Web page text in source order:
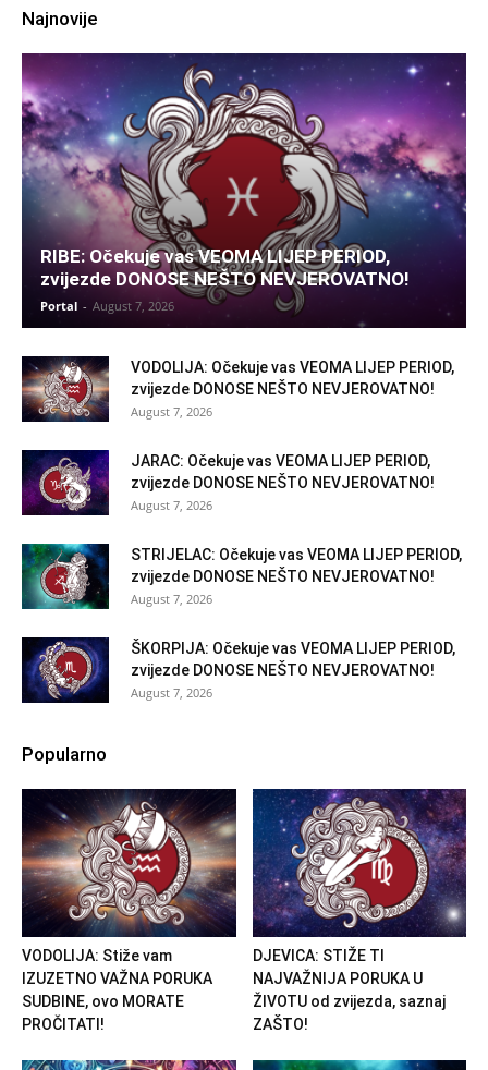
Najnovije
RIBE: Očekuje vas VEOMA LIJEP PERIOD,
zvijezde DONOSE NEŠTO NEVJEROVATNO!
Portal - August 7, 2026
VODOLIJA: Očekuje vas VEOMA LIJEP PERIOD,
zvijezde DONOSE NEŠTO NEVJEROVATNO!
August 7, 2026
JARAC: Očekuje vas VEOMA LIJEP PERIOD,
zvijezde DONOSE NEŠTO NEVJEROVATNO!
August 7, 2026
STRIJELAC: Očekuje vas VEOMA LIJEP PERIOD,
zvijezde DONOSE NEŠTO NEVJEROVATNO!
August 7, 2026
ŠKORPIJA: Očekuje vas VEOMA LIJEP PERIOD,
zvijezde DONOSE NEŠTO NEVJEROVATNO!
August 7, 2026
Popularno
VODOLIJA: Stiže vam
IZUZETNO VAŽNA PORUKA
SUDBINE, ovo MORATE
PROČITATI!
DJEVICA: STIŽE TI
NAJVAŽNIJA PORUKA U
ŽIVOTU od zvijezda, saznaj
ZAŠTO!